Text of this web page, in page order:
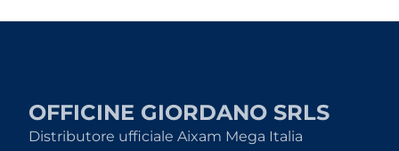
OFFICINE GIORDANO SRLS
Distributore ufficiale Aixam Mega Italia